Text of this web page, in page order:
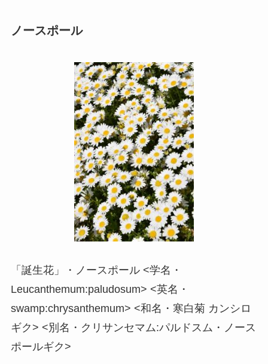
ノースポール
「誕生花」・ノースポール <学名・
Leucanthemum:paludosum> <英名・
swamp:chrysanthemum> <和名・寒白菊 カンシロ
ギク> <別名・クリサンセマム:パルドスム・ノース
ポールギク>